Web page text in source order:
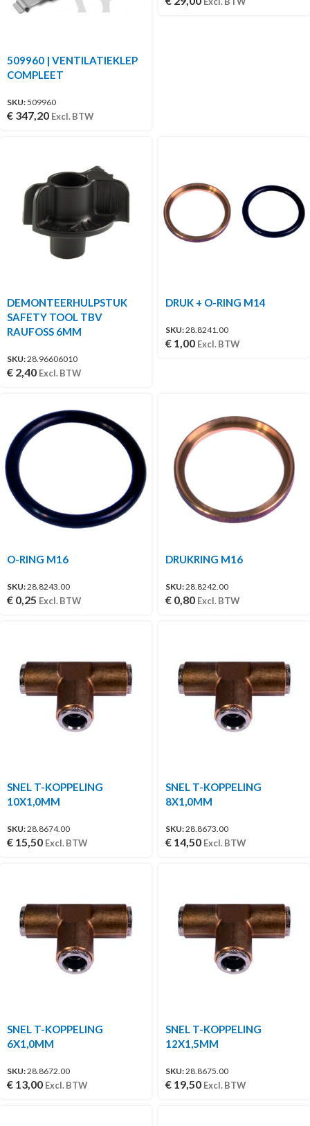
509960 | VENTILATIEKLEP
COMPLEET
SKU:509960
€ 347,20 Excl. BTW
DEMONTEERHULPSTUK
SAFETY TOOL TBV
RAUFOSS 6MM
SKU:28.96606010
€ 2,40 Excl. BTW
DRUK + O-RING M14
SKU:28.8241.00
€ 1,00 Excl. BTW
O-RING M16
SKU:28.8243.00
€ 0,25 Excl. BTW
DRUKRING M16
SKU:28.8242.00
€ 0,80 Excl. BTW
SNEL T-KOPPELING
10X1,0MM
SKU:28.8674.00
€ 15,50 Excl. BTW
SNEL T-KOPPELING
8X1,0MM
SKU:28.8673.00
€ 14,50 Excl. BTW
SNEL T-KOPPELING
6X1,0MM
SKU:28.8672.00
€ 13,00 Excl. BTW
SNEL T-KOPPELING
12X1,5MM
SKU:28.8675.00
€ 19,50 Excl. BTW